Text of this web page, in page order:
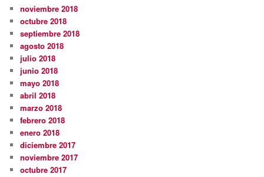
noviembre 2018
octubre 2018
septiembre 2018
agosto 2018
julio 2018
junio 2018
mayo 2018
abril 2018
marzo 2018
febrero 2018
enero 2018
diciembre 2017
noviembre 2017
octubre 2017